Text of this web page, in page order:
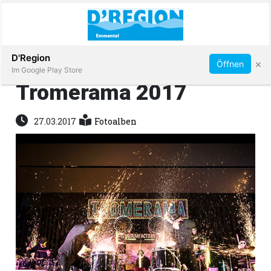
Immobilien
Stellen
E-
Paper
App
Abonnieren
Tromerama 2017
27.03.2017 Fotoalben
D'Region
Im Google Play Store
Öffnen ×